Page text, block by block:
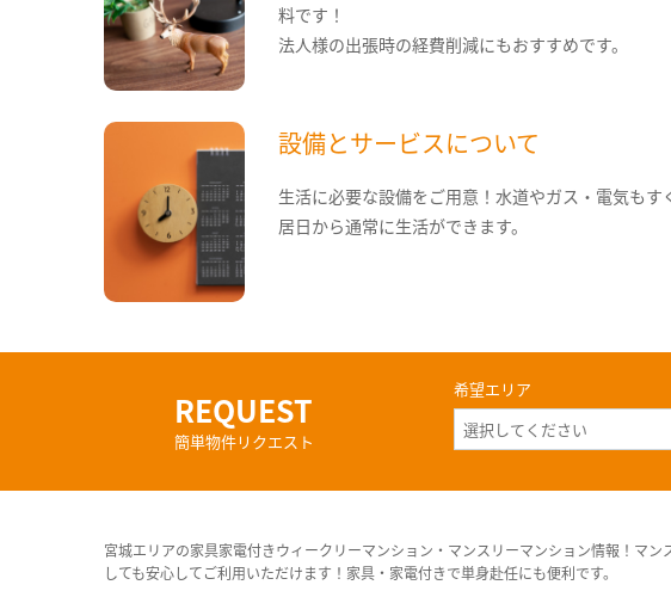
料です！
法人様の出張時の経費削減にもおすすめです。
設備とサービスについて
生活に必要な設備をご用意！水道やガス・電気もす
居日から通常に生活ができます。
REQUEST
簡単物件リクエスト
希望エリア
宮城エリアの家具家電付きウィークリーマンション・マンスリーマンション情報！マ
しても安心してご利用いただけます！家具・家電付きで単身赴任にも便利です。